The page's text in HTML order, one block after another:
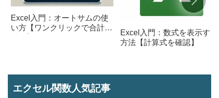
Excel入門：オートサムの使
い方【ワンクリックで合計を
Excel入門：数式を表示する
方法【計算式を確認】
エクセル関数人気記事